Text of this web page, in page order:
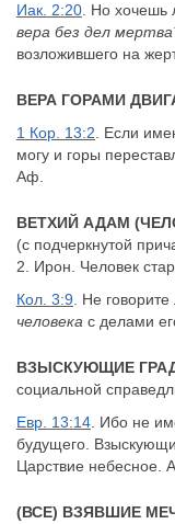
Иак. 2:20 . Но хочешь
вера без дел
возложившего на
ВЕРА ГОРАМИ
1 Кор. 13:2 . Если
могу и горы
Аф.
ВЕТХИЙ АДАМ
(с подчеркнутой
2. Ирон. Человек
Кол. 3:9 . Не
человека с делами
ВЗЫСКУЮЩИЕ
социальной
Евр. 13:14 . Ибо не
будущего.
Царствие небесное.
(ВСЕ) ВЗЯВШИЕ